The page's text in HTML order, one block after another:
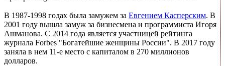
В 1987-1998 годах была замужем за Евгением Касперским. В
2001 году вышла замуж за бизнесмена и программиста Игоря
Ашманова. С 2014 года является участницей рейтинга
журнала Forbes "Богатейшие женщины России". В 2017 году
заняла в нем 11-е место с капиталом в 270 миллионов
долларов.